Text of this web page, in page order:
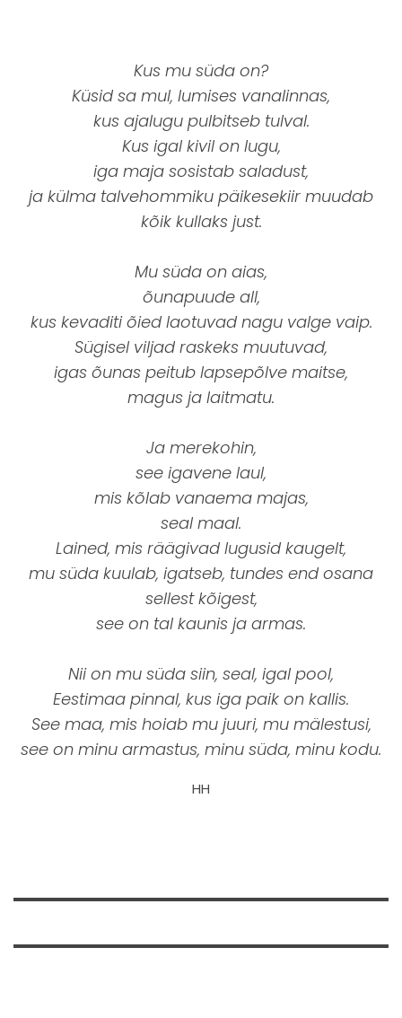
Kus mu süda on?
Küsid sa mul, lumises vanalinnas,
kus ajalugu pulbitseb tulval.
Kus igal kivil on lugu,
iga maja sosistab saladust,
ja külma talvehommiku päikesekiir muudab
kõik kullaks just.
Mu süda on aias,
õunapuude all,
kus kevaditi õied laotuvad nagu valge vaip.
Sügisel viljad raskeks muutuvad,
igas õunas peitub lapsepõlve maitse,
magus ja laitmatu.
Ja merekohin,
see igavene laul,
mis kõlab vanaema majas,
seal maal.
Lained, mis räägivad lugusid kaugelt,
mu süda kuulab, igatseb, tundes end osana
sellest kõigest,
see on tal kaunis ja armas.
Nii on mu süda siin, seal, igal pool,
Eestimaa pinnal, kus iga paik on kallis.
See maa, mis hoiab mu juuri, mu mälestusi,
see on minu armastus, minu süda, minu kodu.
HH